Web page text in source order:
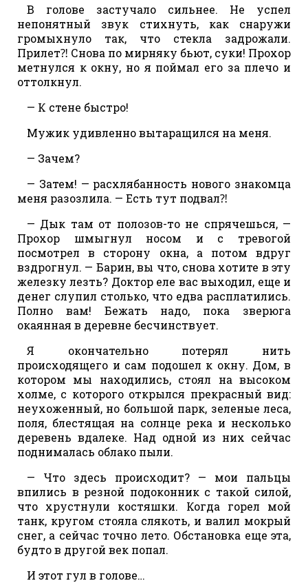
В голове застучало сильнее. Не успел
непонятный звук стихнуть, как снаружи
громыхнуло так, что стекла задрожали.
Прилет⁈ Снова по мирняку бьют, суки! Прохор
метнулся к окну, но я поймал его за плечо и
оттолкнул.
— К стене быстро!
Мужик удивленно вытаращился на меня.
— Зачем?
— Затем! — расхлябанность нового знакомца
меня разозлила. — Есть тут подвал⁈
— Дык там от полозов-то не спрячешься, —
Прохор шмыгнул носом и с тревогой
посмотрел в сторону окна, а потом вдруг
вздрогнул. — Барин, вы что, снова хотите в эту
железку лезть? Доктор еле вас выходил, еще и
денег слупил столько, что едва расплатились.
Полно вам! Бежать надо, пока зверюга
окаянная в деревне бесчинствует.
Я окончательно потерял нить
происходящего и сам подошел к окну. Дом, в
котором мы находились, стоял на высоком
холме, с которого открылся прекрасный вид:
неухоженный, но большой парк, зеленые леса,
поля, блестящая на солнце река и несколько
деревень вдалеке. Над одной из них сейчас
поднималась облако пыли.
— Что здесь происходит? — мои пальцы
впились в резной подоконник с такой силой,
что хрустнули костяшки. Когда горел мой
танк, кругом стояла слякоть, и валил мокрый
снег, а сейчас точно лето. Обстановка еще эта,
будто в другой век попал.
И этот гул в голове…